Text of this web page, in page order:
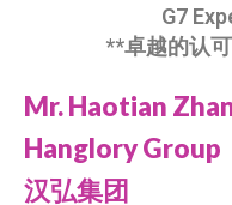
G7
**卓越的认
Mr. Haotian
Hanglory Group
汉弘集团